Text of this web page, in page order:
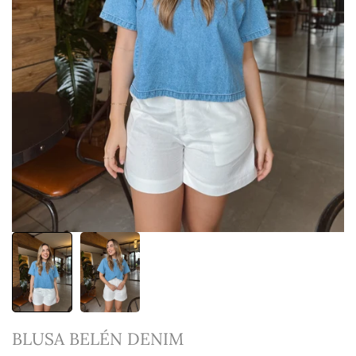
BLUSA BELÉN DENIM